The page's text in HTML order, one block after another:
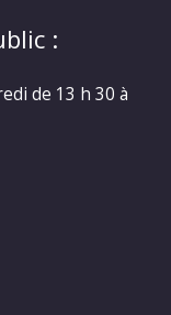
:
de 13 h 30 à